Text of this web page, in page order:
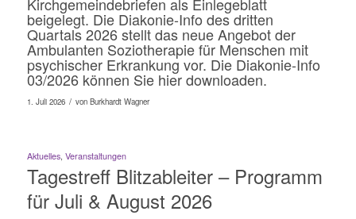
Kirchgemeindebriefen als Einlegeblatt
beigelegt. Die Diakonie-Info des dritten
Quartals 2026 stellt das neue Angebot der
Ambulanten Soziotherapie für Menschen mit
psychischer Erkrankung vor. Die Diakonie-Info
03/2026 können Sie hier downloaden.
1. Juli 2026 / von Burkhardt Wagner
Aktuelles, Veranstaltungen
Tagestreff Blitzableiter – Programm
für Juli & August 2026